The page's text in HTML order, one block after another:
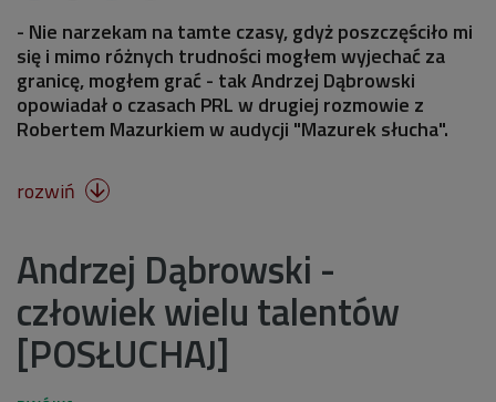
- Nie narzekam na tamte czasy, gdyż poszczęściło mi
się i mimo różnych trudności mogłem wyjechać za
granicę, mogłem grać - tak Andrzej Dąbrowski
opowiadał o czasach PRL w drugiej rozmowie z
Robertem Mazurkiem w audycji "Mazurek słucha".
rozwiń 
Andrzej Dąbrowski -
człowiek wielu talentów
[POSŁUCHAJ]